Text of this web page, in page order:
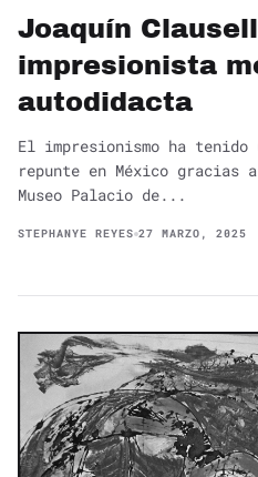
Joaquín
impresionista
autodidacta
El impresionismo ha
repunte en México
Museo Palacio de...
STEPHANYE REYES 27 MARZO, 2025